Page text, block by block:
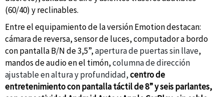
(60/40) y reclinables.
Entre el equipamiento de la versión Emotion destacan:
cámara de reversa, sensor de luces, computador a bordo
con pantalla B/N de 3,5”,apertura de puertas sin llave,
mandos de audio en el timón,columna de dirección
ajustable en altura y profundidad,centro de
entretenimiento con pantalla táctil de 8” y seis parlantes,